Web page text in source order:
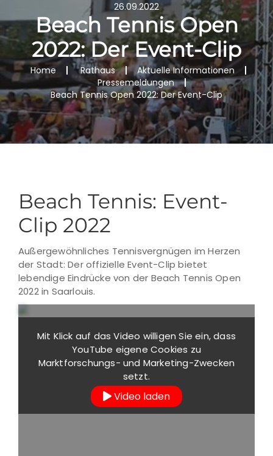
26.09.2022
Beach Tennis Open
2022: Der Event-Clip
Home Rathaus
Aktuelle Informationen
Pressemeldungen
Beach Tennis Open 2022: Der Event-Clip
Beach Tennis: Event-
Clip 2022
Außergewöhnliches Tennisvergnügen im Herzen
der Stadt: Der offizielle Event-Clip bietet
lebendige Eindrücke von der Beach Tennis Open
2022 in Saarlouis.
Mit Klick auf das Video willigen Sie ein, dass
YouTube eigene Cookies zu
Marktforschungs- und Marketing-Zwecken
setzt.
mehr erfahren
Video laden